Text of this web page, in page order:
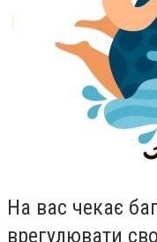
На вас чекає
врегулювати